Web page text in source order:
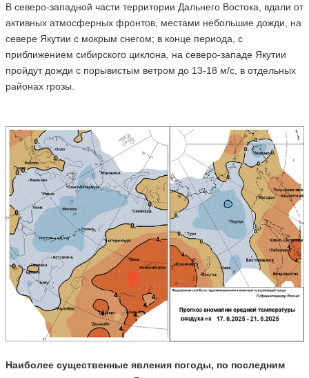
В северо-западной части территории Дальнего Востока, вдали от
активных атмосферных фронтов, местами небольшие дожди, на
севере Якутии с мокрым снегом; в конце периода, с
приближением сибирского циклона, на северо-западе Якутии
пройдут дожди с порывистым ветром до 13-18 м/с, в отдельных
районах грозы.
Наиболее существенные явления погоды, по последним